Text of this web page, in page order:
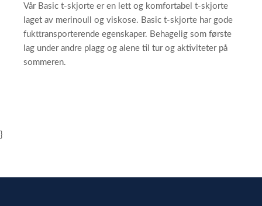
Vår Basic t-skjorte er en lett og komfortabel t-skjorte
laget av merinoull og viskose. Basic t-skjorte har gode
fukttransporterende egenskaper. Behagelig som første
lag under andre plagg og alene til tur og aktiviteter på
sommeren.
}